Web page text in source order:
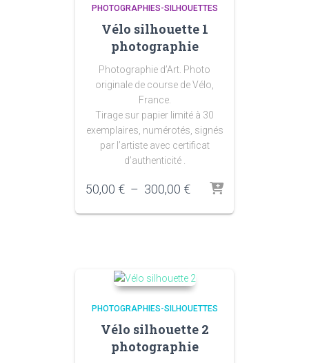
PHOTOGRAPHIES-SILHOUETTES
Vélo silhouette 1
photographie
Photographie d’Art. Photo
originale de course de Vélo,
France.
Tirage sur papier limité à 30
exemplaires, numérotés, signés
par l’artiste avec certificat
d’authenticité .
50,00 € – 300,00 €Plage
prix :
PHOTOGRAPHIES-SILHOUETTES
Vélo silhouette 2
photographie